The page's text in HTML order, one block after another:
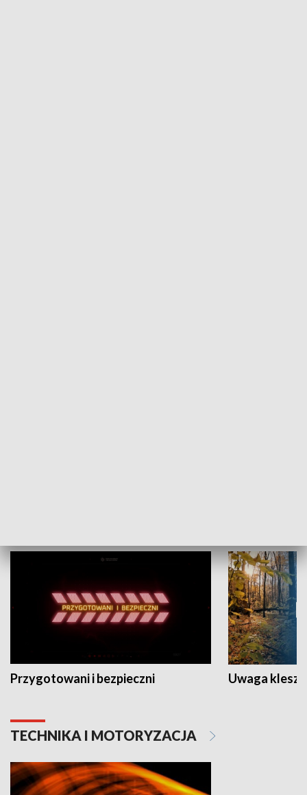
Przygotowani i bezpieczni Uwaga
TECHNIKA I MOTORYZACJA